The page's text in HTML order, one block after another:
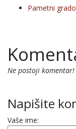
Pametni
Ne postoji komentar!
Napišite
Vaše ime: